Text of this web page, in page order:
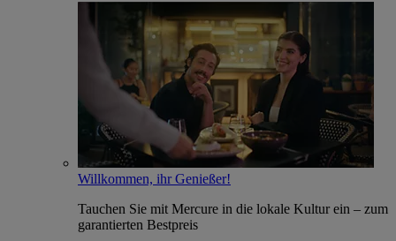
Willkommen, ihr Genießer!
Tauchen Sie mit Mercure in die lokale Kultur ein – zum
garantierten Bestpreis